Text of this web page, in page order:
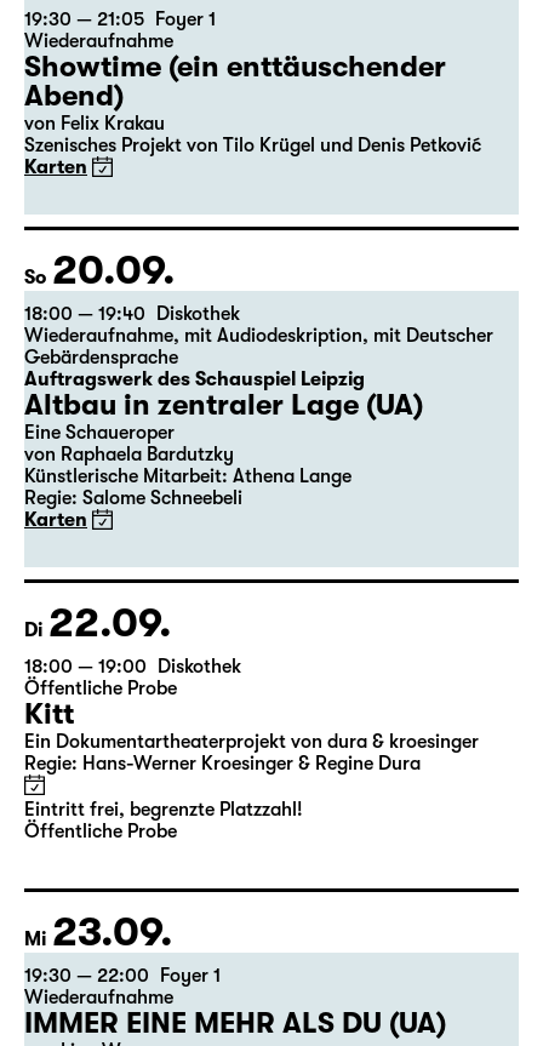
19:30 — 21:05
Foyer 1
Wiederaufnahme
Showtime (ein enttäuschender
Abend)
von Felix Krakau
Szenisches Projekt von Tilo Krügel und Denis Petković
Karten
So 20.09.
18:00 — 19:40
Diskothek
Wiederaufnahme, mit Audiodeskription, mit Deutscher
Gebärdensprache
Auftragswerk des Schauspiel Leipzig
Altbau in zentraler Lage (UA)
Eine Schaueroper
von Raphaela Bardutzky
Künstlerische Mitarbeit: Athena Lange
Regie: Salome Schneebeli
Karten
Di 22.09.
18:00 — 19:00
Diskothek
Öffentliche Probe
Kitt
Ein Dokumentartheaterprojekt von dura & kroesinger
Regie: Hans-Werner Kroesinger & ­Regine Dura
Eintritt frei, begrenzte Platzzahl!
Öffentliche Probe
Mi 23.09.
19:30 — 22:00
Foyer 1
Wiederaufnahme
IMMER EINE MEHR ALS DU (UA)